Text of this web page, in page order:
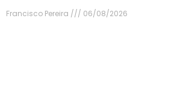
Francisco Pereira
06/08/2026